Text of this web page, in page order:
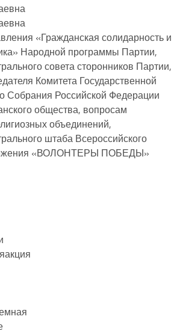
«Гражданская солидарность и
Народной программы Партии,
совета сторонников Партии,
Комитета Государственной
Собрания Российской Федерации
общества, вопросам
объединений,
штаба Всероссийского
«ВОЛОНТЕРЫ ПОБЕДЫ»